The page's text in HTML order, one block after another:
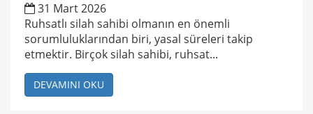
31 Mart 2026
Ruhsatlı silah sahibi olmanın en önemli
sorumluluklarından biri, yasal süreleri takip
etmektir. Birçok silah sahibi, ruhsat...
DEVAMINI OKU